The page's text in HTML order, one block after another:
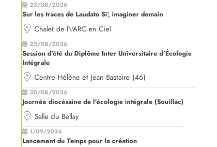
23/08/2026
Sur les traces de Laudato Si', imaginer demain
Chalet de l\'ARC en Ciel
25/08/2026
Session d’été du Diplôme Inter Universitaire d’Écologie
Intégrale
Centre Hélène et Jean Bastaire (46)
30/08/2026
Journée diocésaine de l'écologie intégrale (Souillac)
Salle du Bellay
1/09/2026
Lancement du Temps pour la création